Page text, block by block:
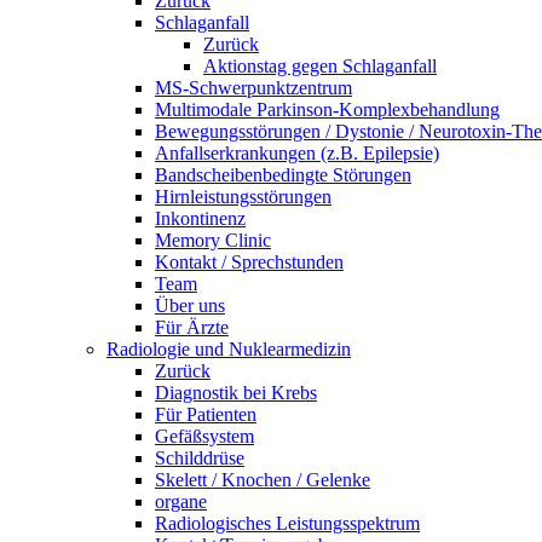
Schlaganfall
Zurück
Aktionstag gegen Schlaganfall
MS-Schwerpunktzentrum
Multimodale Parkinson-Komplexbehandlung
Bewegungsstörungen / Dystonie / Neurotoxin-
Anfallserkrankungen (z.B. Epilepsie)
Bandscheibenbedingte Störungen
Hirnleistungsstörungen
Inkontinenz
Memory Clinic
Kontakt / Sprechstunden
Team
Über uns
Für Ärzte
Radiologie und Nuklearmedizin
Zurück
Diagnostik bei Krebs
Für Patienten
Gefäßsystem
Schilddrüse
Skelett / Knochen / Gelenke
organe
Radiologisches Leistungsspektrum